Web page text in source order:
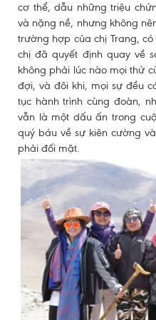
cơ thể, dẫu những triệu
và nặng nề, nhưng không
trường hợp của chị Trang,
chị đã quyết định quay về
không phải lúc nào mọi thứ
đợi, và đôi khi, mọi sự đều
tục hành trình cùng đoàn,
vẫn là một dấu ấn trong
quý báu về sự kiên cường
phải đối mặt.